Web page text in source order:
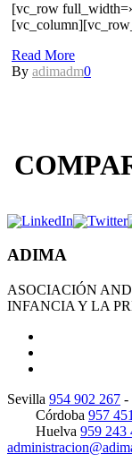
[vc_row
Read More
By adimadm0
ADIMA
ASOCIACIÓN
INFANCIA Y LA
Sevilla 954 902 267 -
Córdoba 957
Huelva 959 243